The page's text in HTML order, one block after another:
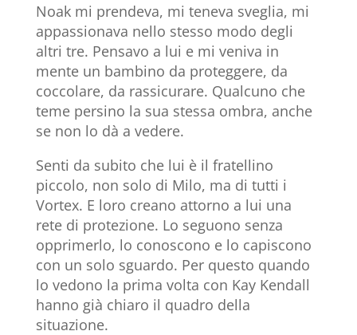
Noak mi prendeva, mi teneva sveglia, mi
appassionava nello stesso modo degli
altri tre. Pensavo a lui e mi veniva in
mente un bambino da proteggere, da
coccolare, da rassicurare. Qualcuno che
teme persino la sua stessa ombra, anche
se non lo dà a vedere.
Senti da subito che lui è il fratellino
piccolo, non solo di Milo, ma di tutti i
Vortex. E loro creano attorno a lui una
rete di protezione. Lo seguono senza
opprimerlo, lo conoscono e lo capiscono
con un solo sguardo. Per questo quando
lo vedono la prima volta con Kay Kendall
hanno già chiaro il quadro della
situazione.